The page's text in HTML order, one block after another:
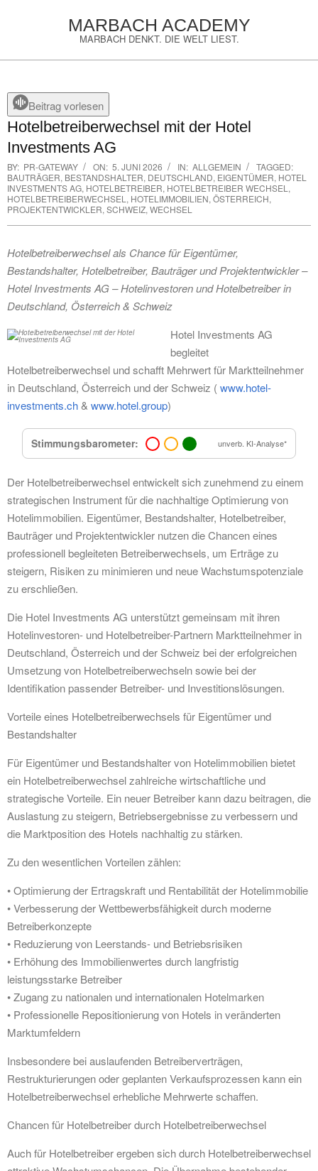
MARBACH ACADEMY
MARBACH DENKT. DIE WELT LIEST.
Menu Beitrag vorlesen
Hotelbetreiberwechsel mit der Hotel
Investments AG
BY: PR-GATEWAY ON: 5. JUNI 2026 IN: ALLGEMEIN
TAGGED:
BAUTRÄGER, BESTANDSHALTER, DEUTSCHLAND, EIGENTÜMER, HOTEL
INVESTMENTS AG, HOTELBETREIBER, HOTELBETREIBER WECHSEL ,
HOTELBETREIBERWECHSEL , HOTELIMMOBILIEN, ÖSTERREICH,
PROJEKTENTWICKLER, SCHWEIZ, WECHSEL
Hotelbetreiberwechsel als Chance für Eigentümer,
Bestandshalter, Hotelbetreiber, Bauträger und Projektentwickler –
Hotel Investments AG – Hotelinvestoren und Hotelbetreiber in
Deutschland, Österreich & Schweiz
Hotel Investments AG
begleitet
Hotelbetreiberwechsel und schafft Mehrwert für Marktteilnehmer
in Deutschland, Österreich und der Schweiz ( www.hotel-
investments.ch & www.hotel.group)
Stimmungsbarometer: unverb. KI-Analyse*
Der Hotelbetreiberwechsel entwickelt sich zunehmend zu einem
strategischen Instrument für die nachhaltige Optimierung von
Hotelimmobilien. Eigentümer, Bestandshalter, Hotelbetreiber,
Bauträger und Projektentwickler nutzen die Chancen eines
professionell begleiteten Betreiberwechsels, um Erträge zu
steigern, Risiken zu minimieren und neue Wachstumspotenziale
zu erschließen.
Die Hotel Investments AG unterstützt gemeinsam mit ihren
Hotelinvestoren- und Hotelbetreiber-Partnern Marktteilnehmer in
Deutschland, Österreich und der Schweiz bei der erfolgreichen
Umsetzung von Hotelbetreiberwechseln sowie bei der
Identifikation passender Betreiber- und Investitionslösungen.
Vorteile eines Hotelbetreiberwechsels für Eigentümer und
Bestandshalter
Für Eigentümer und Bestandshalter von Hotelimmobilien bietet
ein Hotelbetreiberwechsel zahlreiche wirtschaftliche und
strategische Vorteile. Ein neuer Betreiber kann dazu beitragen, die
Auslastung zu steigern, Betriebsergebnisse zu verbessern und
die Marktposition des Hotels nachhaltig zu stärken.
Zu den wesentlichen Vorteilen zählen:
• Optimierung der Ertragskraft und Rentabilität der Hotelimmobilie
• Verbesserung der Wettbewerbsfähigkeit durch moderne
Betreiberkonzepte
• Reduzierung von Leerstands- und Betriebsrisiken
• Erhöhung des Immobilienwertes durch langfristig
leistungsstarke Betreiber
• Zugang zu nationalen und internationalen Hotelmarken
• Professionelle Repositionierung von Hotels in veränderten
Marktumfeldern
Insbesondere bei auslaufenden Betreiberverträgen,
Restrukturierungen oder geplanten Verkaufsprozessen kann ein
Hotelbetreiberwechsel erhebliche Mehrwerte schaffen.
Chancen für Hotelbetreiber durch Hotelbetreiberwechsel
Auch für Hotelbetreiber ergeben sich durch Hotelbetreiberwechsel